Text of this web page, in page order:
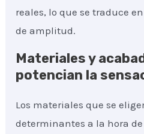
reales, lo que se traduce
de amplitud.
Materiales y
potencian la
Los materiales que se
determinantes a la hora